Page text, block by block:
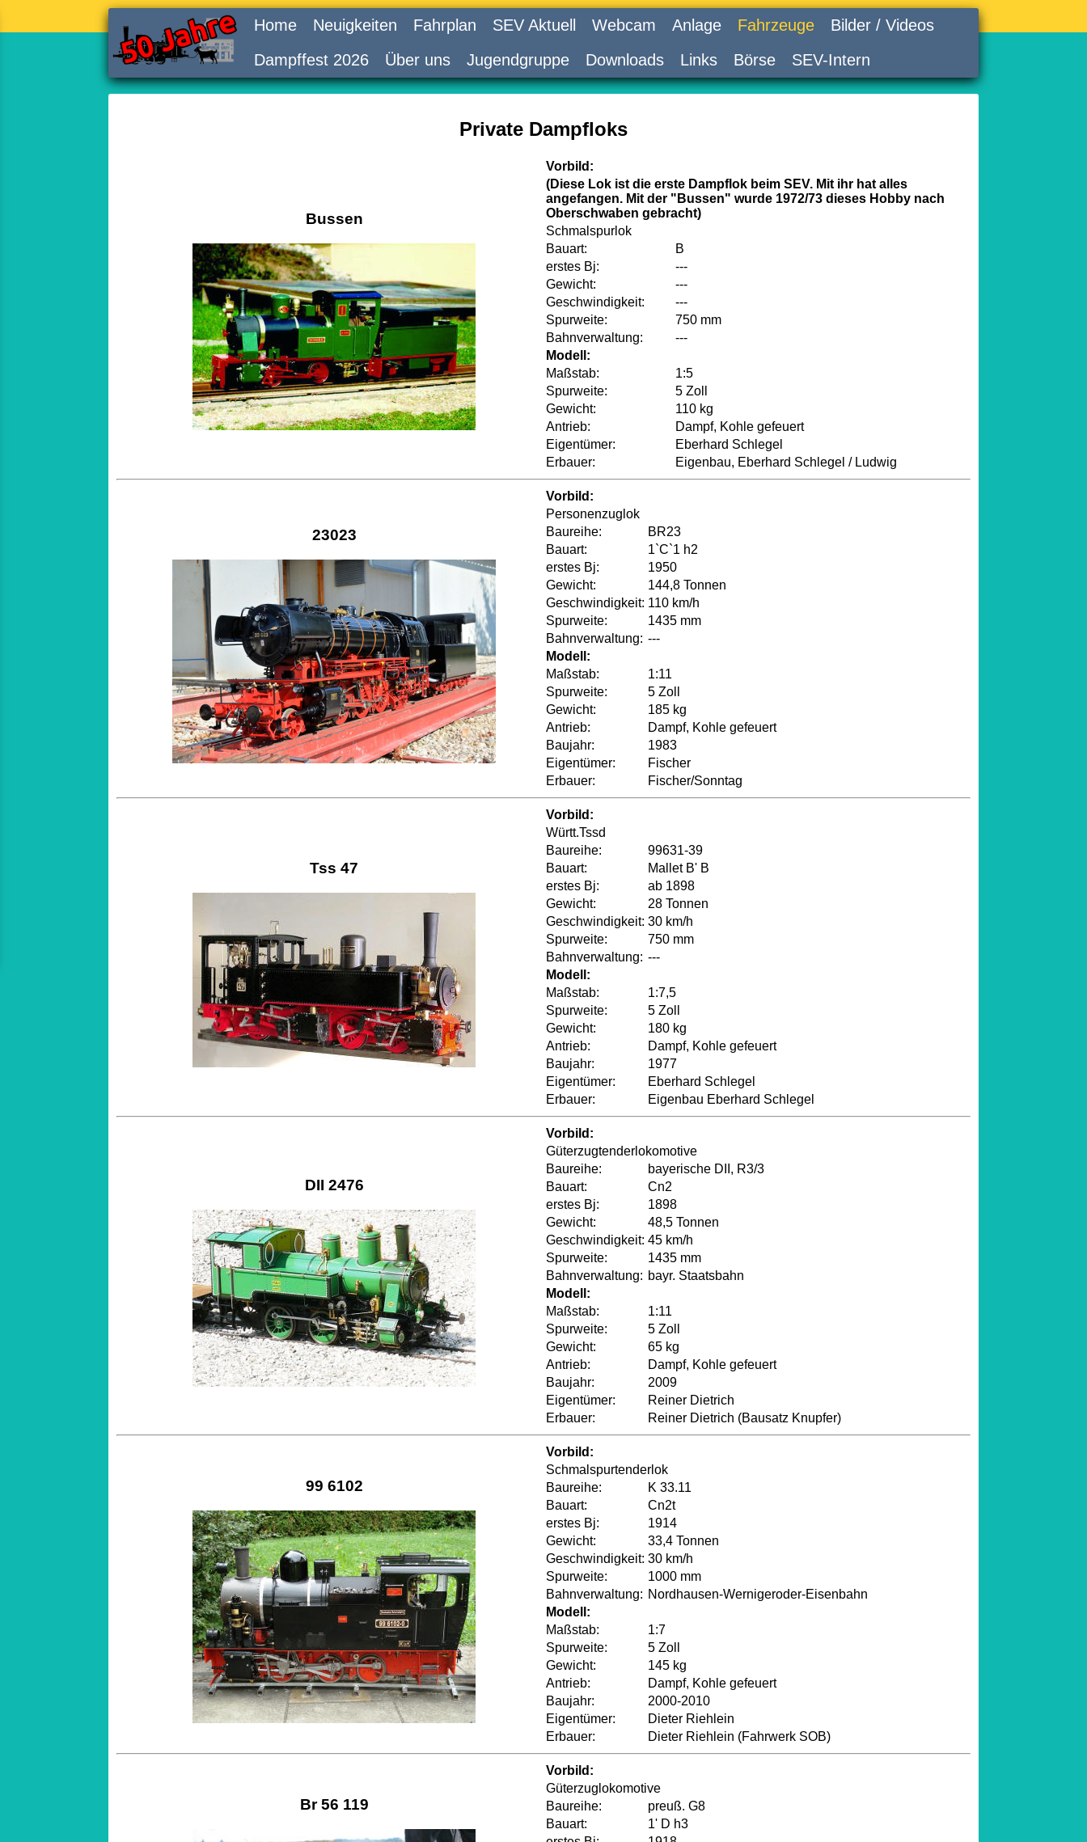
Home Neuigkeiten Fahrplan SEV Aktuell Webcam Anlage Fahrzeuge
Bilder / Videos
Dampffest 2026
Über uns Jugendgruppe Downloads Links Börse SEV-Intern
Private Dampfloks
Bussen
Vorbild:
(Diese Lok ist die erste Dampflok beim SEV. Mit ihr hat alles
angefangen. Mit der "Bussen" wurde 1972/73 dieses Hobby nach
Oberschwaben gebracht)
Schmalspurlok
Bauart:
B
erstes Bj:
---
Gewicht:
---
Geschwindigkeit:
---
Spurweite:
750 mm
Bahnverwaltung:
---
Modell:
Maßstab:
1:5
Spurweite:
5 Zoll
Gewicht:
110 kg
Antrieb:
Dampf, Kohle gefeuert
Eigentümer:
Eberhard Schlegel
Erbauer:
Eigenbau, Eberhard Schlegel / Ludwig
23023
Vorbild:
Personenzuglok
Baureihe:
BR23
Bauart:
1`C`1 h2
erstes Bj:
1950
Gewicht:
144,8 Tonnen
Geschwindigkeit: 110 km/h
Spurweite:
1435 mm
Bahnverwaltung: ---
Modell:
Maßstab:
1:11
Spurweite:
5 Zoll
Gewicht:
185 kg
Antrieb:
Dampf, Kohle gefeuert
Baujahr:
1983
Eigentümer:
Fischer
Erbauer:
Fischer/Sonntag
Tss 47
Vorbild:
Württ.Tssd
Baureihe:
99631-39
Bauart:
Mallet B' B
erstes Bj:
ab 1898
Gewicht:
28 Tonnen
Geschwindigkeit: 30 km/h
Spurweite:
750 mm
Bahnverwaltung: ---
Modell:
Maßstab:
1:7,5
Spurweite:
5 Zoll
Gewicht:
180 kg
Antrieb:
Dampf, Kohle gefeuert
Baujahr:
1977
Eigentümer:
Eberhard Schlegel
Erbauer:
Eigenbau Eberhard Schlegel
DII 2476
Vorbild:
Güterzugtenderlokomotive
Baureihe:
bayerische DII, R3/3
Bauart:
Cn2
erstes Bj:
1898
Gewicht:
48,5 Tonnen
Geschwindigkeit: 45 km/h
Spurweite:
1435 mm
Bahnverwaltung: bayr. Staatsbahn
Modell:
Maßstab:
1:11
Spurweite:
5 Zoll
Gewicht:
65 kg
Antrieb:
Dampf, Kohle gefeuert
Baujahr:
2009
Eigentümer:
Reiner Dietrich
Erbauer:
Reiner Dietrich (Bausatz Knupfer)
99 6102
Vorbild:
Schmalspurtenderlok
Baureihe:
K 33.11
Bauart:
Cn2t
erstes Bj:
1914
Gewicht:
33,4 Tonnen
Geschwindigkeit: 30 km/h
Spurweite:
1000 mm
Bahnverwaltung: Nordhausen-Wernigeroder-Eisenbahn
Modell:
Maßstab:
1:7
Spurweite:
5 Zoll
Gewicht:
145 kg
Antrieb:
Dampf, Kohle gefeuert
Baujahr:
2000-2010
Eigentümer:
Dieter Riehlein
Erbauer:
Dieter Riehlein (Fahrwerk SOB)
Br 56 119
Vorbild:
Güterzuglokomotive
Baureihe:
preuß. G8
Bauart:
1' D h3